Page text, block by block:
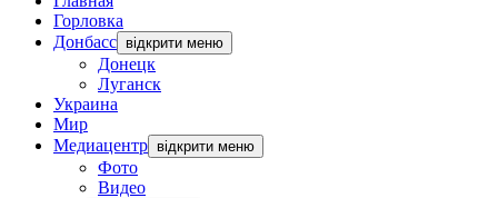
Горловка
Донбасс відкрити меню
Донецк
Луганск
Украина
Мир
Медиацентр відкрити меню
Фото
Видео